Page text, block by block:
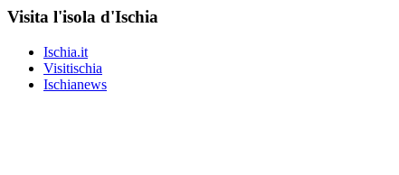
Visita l'isola d'Ischia
Ischia.it
Visitischia
Ischianews